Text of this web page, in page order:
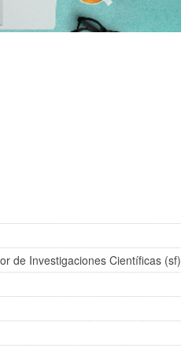
de Investigaciones Científicas (sf)